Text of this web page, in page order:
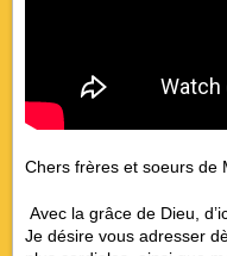
Chers frères et soeurs de
Avec la grâce de Dieu,
Je désire vous adresser